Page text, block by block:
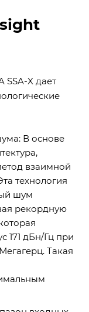
SSA-X дает
В основе
взаимной
технология
шум
рекордную
171 дБн/Гц при
Такая